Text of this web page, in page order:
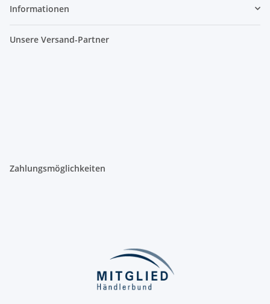
Informationen
Unsere Versand-Partner
Zahlungsmöglichkeiten